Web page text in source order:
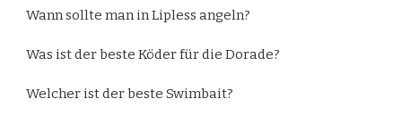
Wann sollte man in Lipless angeln?
Was ist der beste Köder für die Dorade?
Welcher ist der beste Swimbait?